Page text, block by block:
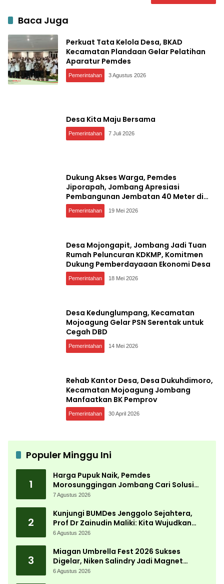
Baca Juga
Perkuat Tata Kelola Desa, BKAD
Kecamatan Plandaan Gelar Pelatihan
Aparatur Pemdes
Pemerintahan 3 Agustus 2026
Desa Kita Maju Bersama
Pemerintahan 7 Juli 2026
Dukung Akses Warga, Pemdes
Jiporapah, Jombang Apresiasi
Pembangunan Jembatan 40 Meter di
Kedungdendeng
Pemerintahan 19 Mei 2026
Desa Mojongapit, Jombang Jadi Tuan
Rumah Peluncuran KDKMP, Komitmen
Dukung Pemberdayaaan Ekonomi Desa
Pemerintahan 18 Mei 2026
Desa Kedunglumpang, Kecamatan
Mojoagung Gelar PSN Serentak untuk
Cegah DBD
Pemerintahan 14 Mei 2026
Rehab Kantor Desa, Desa Dukuhdimoro,
Kecamatan Mojoagung Jombang
Manfaatkan BK Pemprov
Pemerintahan 30 April 2026
Populer Minggu Ini
1
Harga Pupuk Naik, Pemdes
Morosunggingan Jombang Cari Solusi
Lewat Kajian Akademik
7 Agustus 2026
2
Kunjungi BUMDes Jenggolo Sejahtera,
Prof Dr Zainudin Maliki: Kita Wujudkan
Kemandirian Ekonomi dengan Potensi
6 Agustus 2026
3
Miagan Umbrella Fest 2026 Sukses
Digelar, Niken Salindry Jadi Magnet
Ribuan Pengunjung
6 Agustus 2026